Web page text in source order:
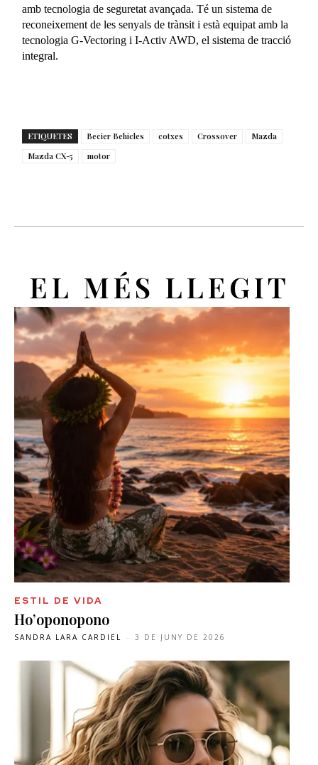
amb tecnologia de seguretat avançada. Té un sistema de
reconeixement de les senyals de trànsit i està equipat amb la
tecnologia G-Vectoring i I-Activ AWD, el sistema de tracció
integral.
ETIQUETES Becier Behicles cotxes Crossover
Mazda
Mazda CX-5
motor
EL MÉS LLEGIT
ESTIL DE VIDA
Ho’oponopono
SANDRA LARA CARDIEL - 3 DE JUNY DE 2026